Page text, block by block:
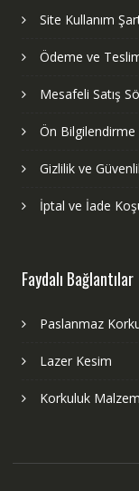
Site Kullanım
Ödeme ve
Mesafeli Satış
Ön
Gizlilik ve
İptal ve İade
Faydalı Bağlantılar
Paslanmaz
Lazer Kesim
Korkuluk